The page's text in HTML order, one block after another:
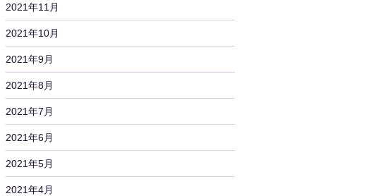
2021年11月
2021年10月
2021年9月
2021年8月
2021年7月
2021年6月
2021年5月
2021年4月